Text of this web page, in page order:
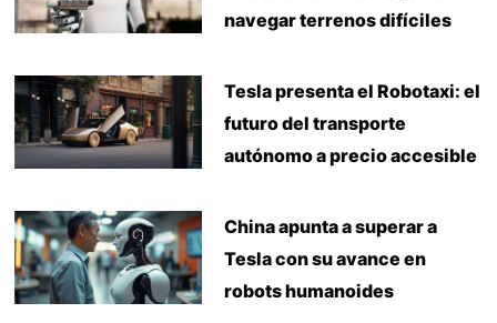
navegar terrenos difíciles
Tesla presenta el Robotaxi: el
futuro del transporte
autónomo a precio accesible
China apunta a superar a
Tesla con su avance en
robots humanoides